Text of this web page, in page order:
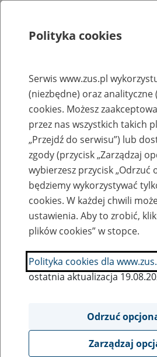
Rejestry, ewidencje i archiwa
Baza
przekształconych
Nazwa zakładu pracy:
SZUKAJ
Ukryj wszystkie pozycje bazy
Polityka cookies
Serwis www.zus.pl
(niezbędne) oraz
cookies. Możesz
przez nas wszystkich takich
„Przejdź do serwisu”) lub
zgody (przycisk „Zarządzaj
wybierzesz przycisk „Odrzuć
będziemy wykorzystywać
cookies. W każdej chwili
ustawienia. Aby to zrobić,
plików cookies” w stopce.
Polityka cookies dla
ostatnia aktualizacja
Odrzuć
Zarządzaj